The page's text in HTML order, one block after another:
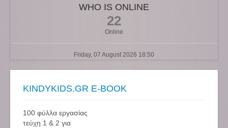
WHO IS ONLINE
22
Online
Friday, 07 August 2026 18:50
KINDYKIDS.GR E-BOOK
100 φύλλα εργασίας
τεύχη 1 & 2 για